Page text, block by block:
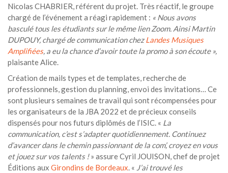
Nicolas CHABRIER, référent du projet. Très réactif, le groupe
chargé de l’événement a réagi rapidement : « Nous avons
basculé tous les étudiants sur le même lien Zoom. Ainsi Martin
DUPOUY, chargé de communication chez Landes Musiques
Amplifiées, a eu la chance d’avoir toute la promo à son écoute »,
plaisante Alice.
Création de mails types et de templates, recherche de
professionnels, gestion du planning, envoi des invitations… Ce
sont plusieurs semaines de travail qui sont récompensées pour
les organisateurs de la JBA 2022 et de précieux conseils
dispensés pour nos futurs diplômés de l’ISIC. « La
communication, c’est s’adapter quotidiennement. Continuez
d’avancer dans le chemin passionnant de la com’, croyez en vous
et jouez sur vos talents !» assure Cyril JOUISON, chef de projet
Éditions aux Girondins de Bordeaux . « J’ai trouvé les